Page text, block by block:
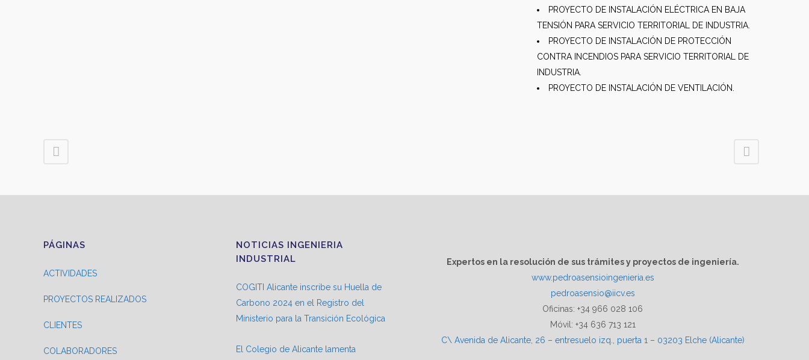
PROYECTO DE INSTALACIÓN ELÉCTRICA EN BAJA
TENSIÓN PARA SERVICIO TERRITORIAL DE INDUSTRIA.
PROYECTO DE INSTALACIÓN DE PROTECCIÓN
CONTRA INCENDIOS PARA SERVICIO TERRITORIAL DE
INDUSTRIA.
PROYECTO DE INSTALACIÓN DE VENTILACIÓN.
PÁGINAS
ACTIVIDADES
PROYECTOS REALIZADOS
CLIENTES
COLABORADORES
NOTICIAS INGENIERIA
INDUSTRIAL
COGITI Alicante inscribe su Huella de
Carbono 2024 en el Registro del
Ministerio para la Transición Ecológica
El Colegio de Alicante lamenta
Expertos en la resolución de sus trámites y proyectos de ingeniería.
www.pedroasensioingenieria.es
pedroasensio@iicv.es
Oficinas: +34 966 028 106
Móvil: +34 636 713 121
C\ Avenida de Alicante, 26 – entresuelo izq., puerta 1 – 03203 Elche (Alicante)